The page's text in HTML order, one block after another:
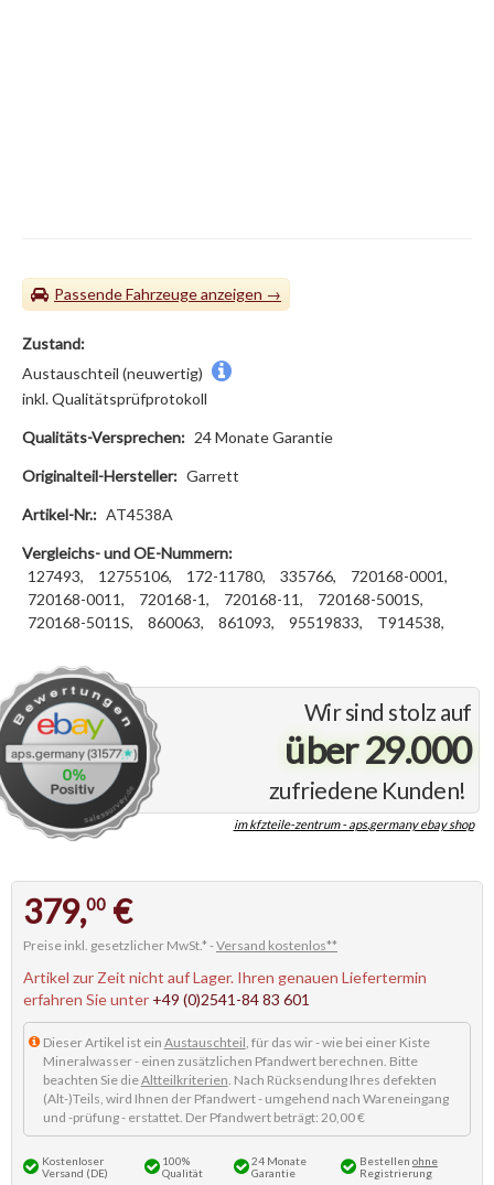
Passende Fahrzeuge
Wir sind stolz auf
über 29.000
zufriedene Kunden!
im kfzteile-zentrum - aps.germany ebay shop
Zustand:
Austauschteil (neuwertig)
inkl. Qualitätsprüfprotokoll
Qualitäts-Versprechen: 24 Monate Garantie
Originalteil-Hersteller: Garrett
Artikel-Nr.: AT4538A
Vergleichs- und OE-Nummern:
127493,
12755106, 172-11780, 335766,
720168-0001,
720168-0011,
720168-1, 720168-11,
720168-5001S,
720168-5011S,
860063, 861093, 95519833, T914538,
379,00 €
Preise inkl. gesetzlicher MwSt.* -Versand kostenlos**
Artikel zur Zeit nicht auf Lager. Ihren genauen Liefertermin
erfahren Sie unter +49 (0)2541-84 83 601
Dieser Artikel ist ein Austauschteil , für das wir - wie bei einer Kiste
Mineralwasser - einen zusätzlichen Pfandwert berechnen. Bitte
beachten Sie dieAltteilkriterien . Nach Rücksendung Ihres defekten
(Alt-)Teils, wird Ihnen der Pfandwert - umgehend nach Wareneingang
und -prüfung - erstattet. Der Pfandwert beträgt: 20,00 €
Kostenloser
Versand (DE)
100%
Qualität
24 Monate
Garantie
Bestellen ohne
Registrierung